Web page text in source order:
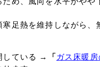
寒足熱を維持しながら、
している → 「 ガス床暖